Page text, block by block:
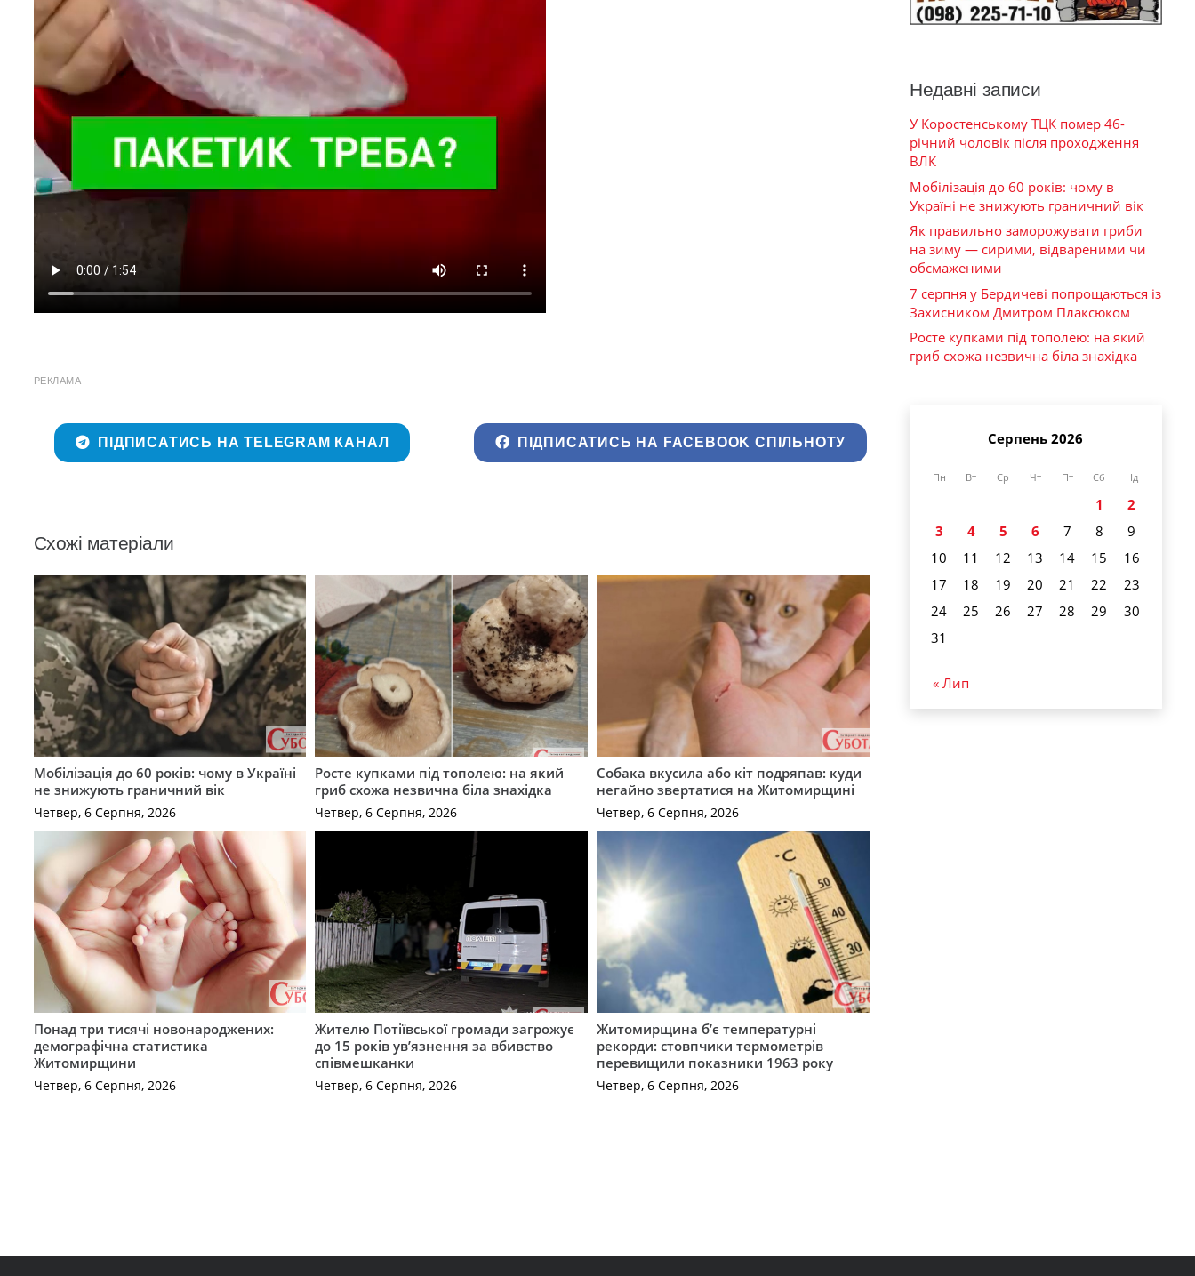
РЕКЛАМА
ПІДПИСАТИСЬ НА TELEGRAM КАНАЛ ПІДПИСАТИСЬ НА FACEBOOK СПІЛЬНОТУ
Схожі матеріали
Мобілізація до 60 років: чому в Україні
не знижують граничний вік
Четвер, 6 Серпня, 2026
Росте купками під тополею: на який
гриб схожа незвична біла знахідка
Четвер, 6 Серпня, 2026
Собака вкусила або кіт подряпав: куди
негайно звертатися на Житомирщині
Четвер, 6 Серпня, 2026
Понад три тисячі новонароджених:
демографічна статистика
Житомирщини
Четвер, 6 Серпня, 2026
Жителю Потіївської громади загрожує
до 15 років ув’язнення за вбивство
співмешканки
Четвер, 6 Серпня, 2026
Житомирщина б’є температурні
рекорди: стовпчики термометрів
перевищили показники 1963 року
Четвер, 6 Серпня, 2026
Недавні записи
У Коростенському ТЦК помер 46-
річний чоловік після проходження
ВЛК
Мобілізація до 60 років: чому в
Україні не знижують граничний вік
Як правильно заморожувати гриби
на зиму — сирими, відвареними чи
обсмаженими
7 серпня у Бердичеві попрощаються із
Захисником Дмитром Плаксюком
Росте купками під тополею: на який
гриб схожа незвична біла знахідка
Серпень 2026
Пн Вт Ср Чт Пт Сб Нд
1
2
3
4 5 6 7 8
9
10
11 12 13 14 15
16
17
18 19 20 21 22
23
24
25 26 27 28 29
30
31
« Лип